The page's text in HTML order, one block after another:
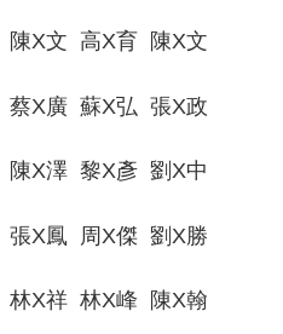
陳X文 高X育 陳X文
蔡X廣 蘇X弘 張X政
陳X澤 黎X彥 劉X中
張X鳳 周X傑 劉X勝
林X祥 林X峰 陳X翰